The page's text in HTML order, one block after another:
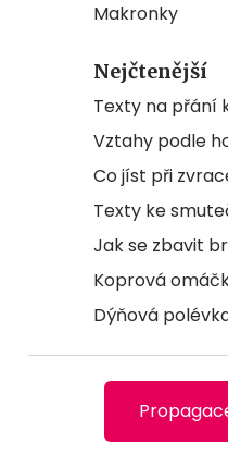
Makronky
Nejčtenější
Texty na přání
Vztahy podle
Co jíst při
Texty ke
Jak se zbavit
Koprová
Dýňová